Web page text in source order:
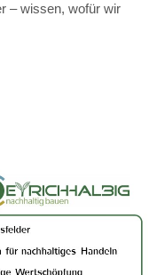
– wissen, wofür wir